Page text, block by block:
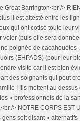
Great Barrington<br />
il est attesté entre les
qui ont cotisé toute leur
voler (puis elle sera
poignée de
(EHPADS) (pour leur
visite car il est bien
des soignants qui peut
! !ils mettent au
« professionnels de la
/> NOTRE CORPS EST
soit disant «